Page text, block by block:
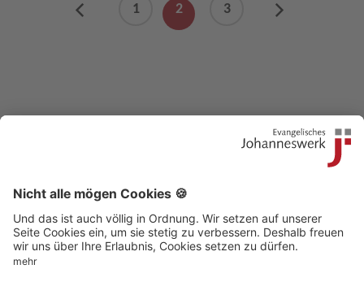
Previous 1 2 3 Next